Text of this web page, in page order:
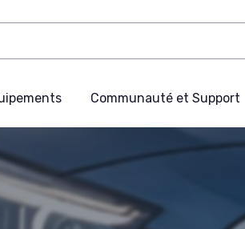
Communauté et Support